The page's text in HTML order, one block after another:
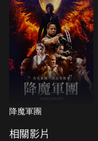
降魔軍團
相關影片